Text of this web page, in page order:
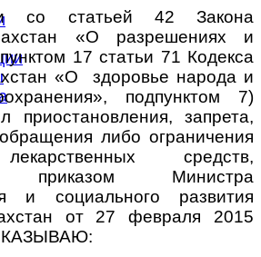
со статьей 42 Закона
«О разрешениях и
17 статьи 71 Кодекса
«О здоровье народа и
подпунктом 7)
приостановления, запрета,
либо ограничения
средств,
приказом Министра
и социального развития
от 27 февраля 2015